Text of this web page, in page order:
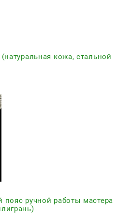
кожа, стальной
пояс ручной работы мастера